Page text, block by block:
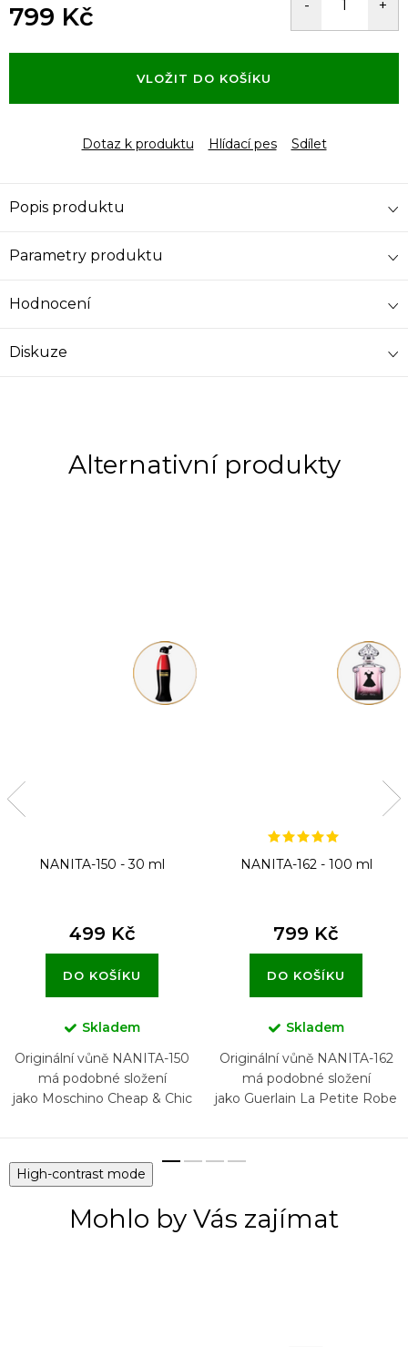
799 Kč
cena:
VLOŽIT DO KOŠÍKU
Dotaz k produktu Hlídací pes Sdílet
Popis produktu
Parametry produktu
Hodnocení
Diskuze
NANITA-150 - 30 ml
499 Kč
DO KOŠÍKU
Skladem
Originální vůně NANITA-150
má podobné složení
jako Moschino Cheap & Chic
NANITA-162 - 100 ml
799 Kč
DO KOŠÍKU
Skladem
Originální vůně NANITA-162
má podobné složení
jako Guerlain La Petite Robe
High-contrast mode
Mohlo by Vás zajímat